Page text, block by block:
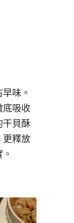
味。
底吸收
干貝酥
更釋放